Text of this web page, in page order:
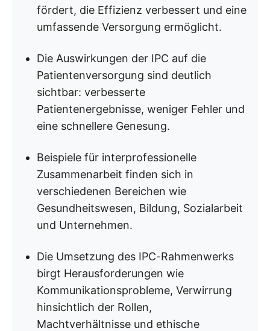
fördert, die Effizienz verbessert und eine
umfassende Versorgung ermöglicht.
Die Auswirkungen der IPC auf die
Patientenversorgung sind deutlich
sichtbar: verbesserte
Patientenergebnisse, weniger Fehler und
eine schnellere Genesung.
Beispiele für interprofessionelle
Zusammenarbeit finden sich in
verschiedenen Bereichen wie
Gesundheitswesen, Bildung, Sozialarbeit
und Unternehmen.
Die Umsetzung des IPC-Rahmenwerks
birgt Herausforderungen wie
Kommunikationsprobleme, Verwirrung
hinsichtlich der Rollen,
Machtverhältnisse und ethische